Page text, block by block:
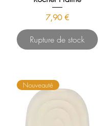
Prix
7,90 €
Rupture de stock
Nouveauté